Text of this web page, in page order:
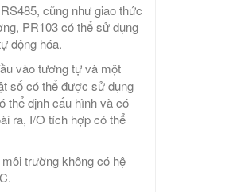
cũng như giao thức
PR103 có thể sử dụng
động hóa.
vào tương tự và một
số có thể được sử dụng
thể định cấu hình và có
ra, I/O tích hợp có thể
trường không có hệ